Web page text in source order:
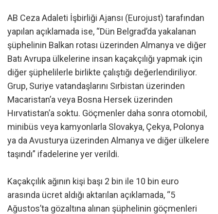
AB Ceza Adaleti İşbirliği Ajansı (Eurojust) tarafından
yapılan açıklamada ise, “Dün Belgrad’da yakalanan
şüphelinin Balkan rotası üzerinden Almanya ve diğer
Batı Avrupa ülkelerine insan kaçakçılığı yapmak için
diğer şüphelilerle birlikte çalıştığı değerlendiriliyor.
Grup, Suriye vatandaşlarını Sırbistan üzerinden
Macaristan’a veya Bosna Hersek üzerinden
Hırvatistan’a soktu. Göçmenler daha sonra otomobil,
minibüs veya kamyonlarla Slovakya, Çekya, Polonya
ya da Avusturya üzerinden Almanya ve diğer ülkelere
taşındı” ifadelerine yer verildi.
Kaçakçılık ağının kişi başı 2 bin ile 10 bin euro
arasında ücret aldığı aktarılan açıklamada, “5
Ağustos’ta gözaltına alınan şüphelinin göçmenleri